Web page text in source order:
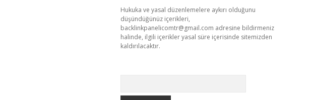
Hukuka ve yasal düzenlemelere aykırı olduğunu
düşündüğünüz içerikleri,
backlinkpanelicomtr@gmail.com adresine bildirmeniz
halinde, ilgili içerikler yasal süre içerisinde sitemizden
kaldırılacaktır.